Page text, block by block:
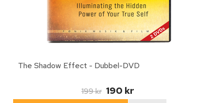
The Shadow Effect - Dubbel-DVD
199 kr 190 kr